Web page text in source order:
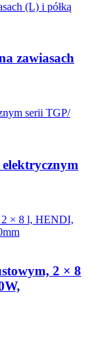
zawiasach
2 × 8